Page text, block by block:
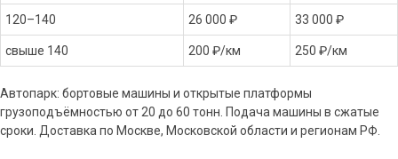
120–140 26 000 ₽ 33 000 ₽
свыше 140 200 ₽/км 250 ₽/км
Автопарк: бортовые машины и открытые платформы
грузоподъёмностью от 20 до 60 тонн. Подача машины в сжатые
сроки. Доставка по Москве, Московской области и регионам РФ.